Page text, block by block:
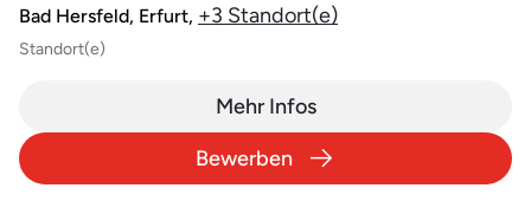
Bad Hersfeld, Erfurt, +3 Standort(e)
Standort(e)
Mehr Infos
Bewerben